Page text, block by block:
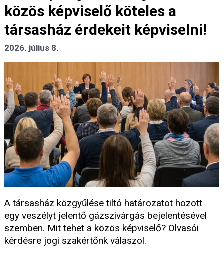
közös képviselő köteles a
társasház érdekeit képviselni!
2026. július 8.
A társasház közgyűlése tiltó határozatot hozott
egy veszélyt jelentő gázszivárgás bejelentésével
szemben. Mit tehet a közös képviselő? Olvasói
kérdésre jogi szakértőnk válaszol.